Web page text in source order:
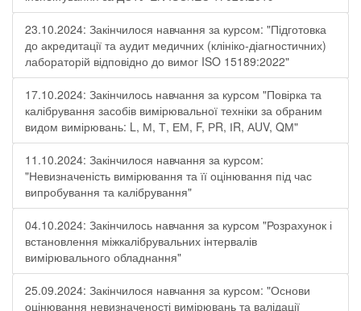
23.10.2024: Закінчилося навчання за курсом: "Підготовка
до акредитації та аудит медичних (клініко-діагностичних)
лабораторій відповідно до вимог ISO 15189:2022"
17.10.2024: Закінчилось навчання за курсом "Повірка та
калібрування засобів вимірювальної техніки за обраним
видом вимірювань: L, М, Т, ЕМ, F, РR, ІR, АUV, QМ"
11.10.2024: Закінчилося навчання за курсом:
"Невизначеність вимірювання та її оцінювання під час
випробування та калібрування"
04.10.2024: Закінчилось навчання за курсом "Розрахунок і
встановлення міжкалібрувальних інтервалів
вимірювального обладнання"
25.09.2024: Закінчилося навчання за курсом: "Основи
оцінювання невизначеності вимірювань та валідації